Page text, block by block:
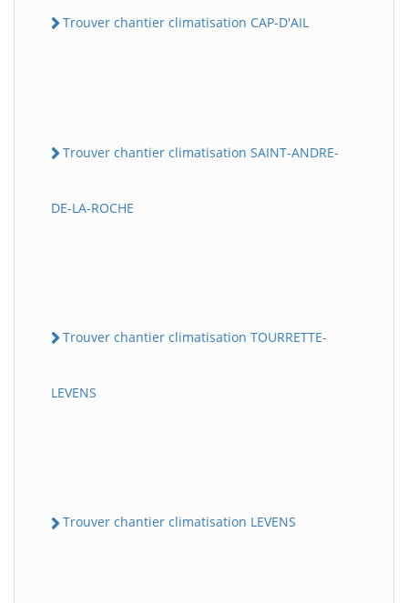
Trouver chantier climatisation CAP-D'AIL
Trouver chantier climatisation SAINT-ANDRE-
DE-LA-ROCHE
Trouver chantier climatisation TOURRETTE-
LEVENS
Trouver chantier climatisation LEVENS